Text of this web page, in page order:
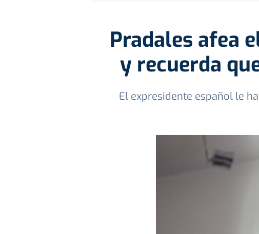
Pradales afea
y recuerda
El expresidente español le